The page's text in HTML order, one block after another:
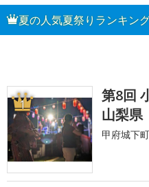
夏の人気夏祭りランキン
1
第8回
山梨県
甲府城下